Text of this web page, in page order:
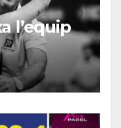
l’equip